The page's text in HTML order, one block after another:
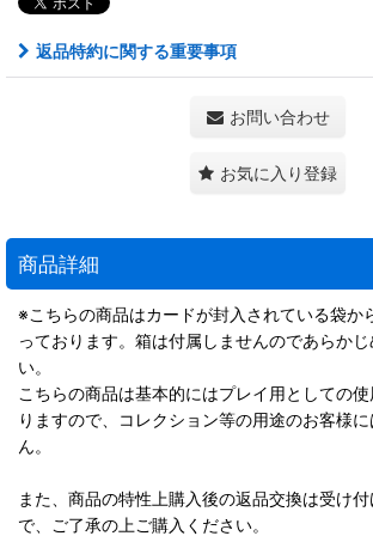
返品特約に関する重要事項
お問い合わせ
お気に入り登録
商品詳細
※こちらの商品はカードが封入されている袋か
っております。箱は付属しませんのであらか
い。
こちらの商品は基本的にはプレイ用としての
りますので、コレクション等の用途のお客様
ん。
また、商品の特性上購入後の返品交換は受け
で、ご了承の上ご購入ください。